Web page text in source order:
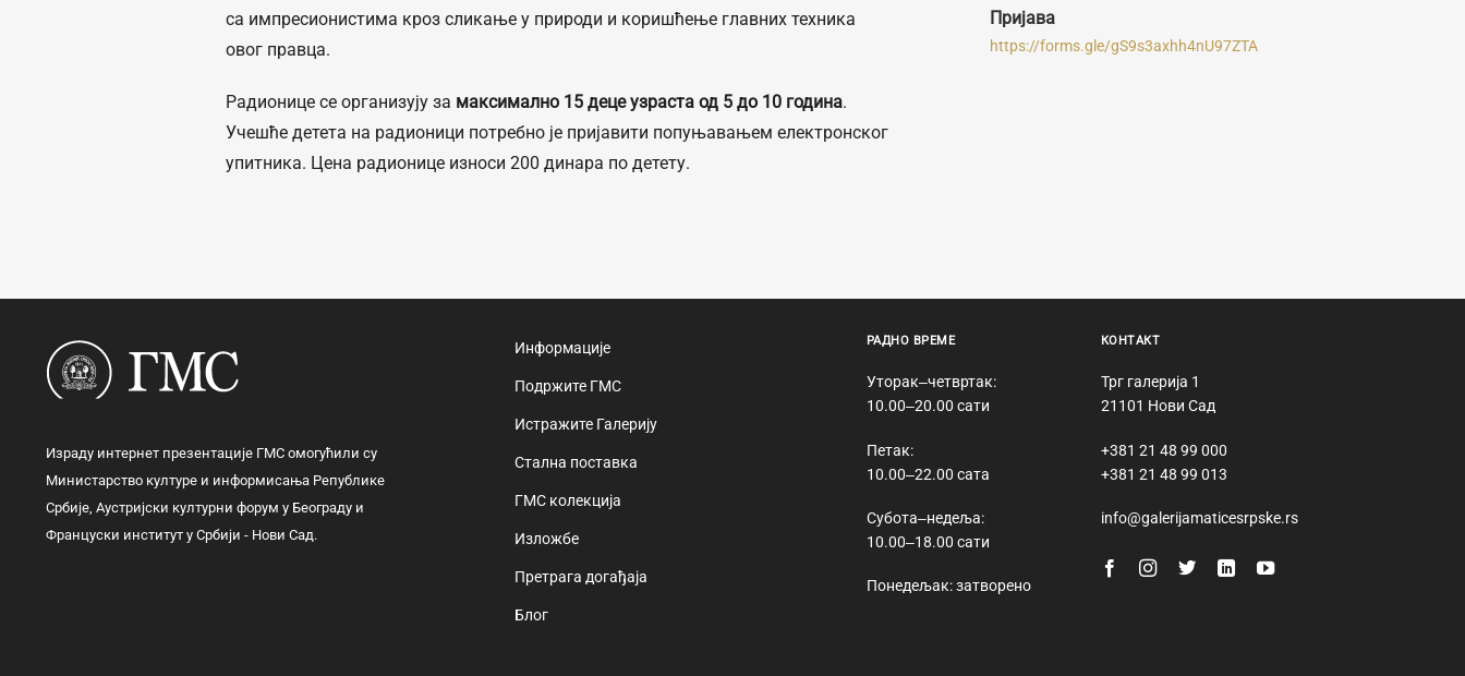
са импресионистима кроз сликање у природи и коришћење главних техника
овог правца.
Радионице се организују за максимално 15 деце узраста од 5 до 10 година.
Учешће детета на радионици потребно је пријавити попуњавањем електронског
упитника. Цена радионице износи 200 динара по детету.
Пријава
https://forms.gle/gS9s3axhh4nU97ZTA
Израду интернет презентације ГМС омогућили су
Министарство културе и информисања Републике
Србије, Аустријски културни форум у Београду и
Француски институт у Србији - Нови Сад.
Информације
Подржите ГМС
Истражите Галерију
Стална поставка
ГМС колекција
Изложбе
Претрага догађаја
Блог
РАДНО ВРЕМЕ
Уторак‒четвртак:
10.00‒20.00 сати
Петак:
10.00‒22.00 сата
Субота‒недеља:
10.00‒18.00 сати
Понедељак: затворено
КОНТАКТ
Трг галерија 1
21101 Нови Сад
+381 21 48 99 000
+381 21 48 99 013
info@galerijamaticesrpske.rs